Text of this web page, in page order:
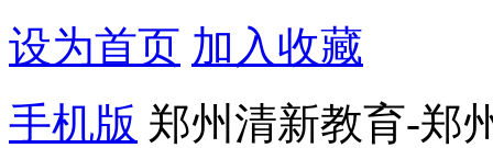
设为首页 加入收藏
手机版 郑州清新教育-郑